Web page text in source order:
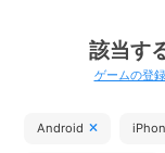
該当す
ゲームの登
Android